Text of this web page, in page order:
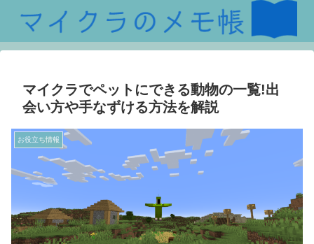
マイクラでペットにできる動物の一覧!出
会い方や手なずける方法を解説
お役立ち情報